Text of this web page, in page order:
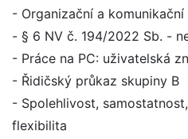
- Organizační a
- § 6 NV č. 194/2022 Sb. -
- Práce na PC: uživatelská
- Řidičský průkaz skupiny B
- Spolehlivost,
flexibilita